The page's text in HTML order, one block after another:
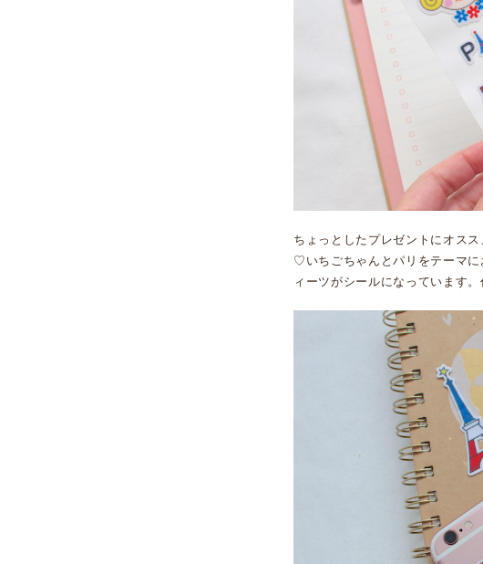
ちょっとしたプレゼントにオス
♡いちごちゃんとパリをテーマに
ィーツがシールになっています